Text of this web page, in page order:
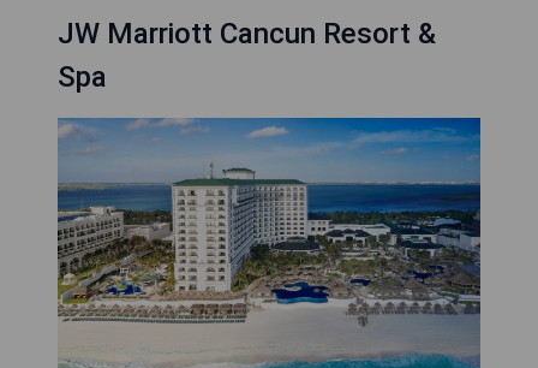
JW Marriott Cancun Resort &
Spa